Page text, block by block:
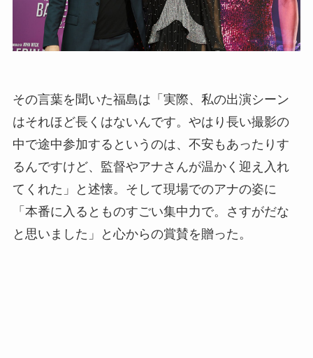
その言葉を聞いた福島は「実際、私の出演シーン
はそれほど長くはないんです。やはり長い撮影の
中で途中参加するというのは、不安もあったりす
るんですけど、監督やアナさんが温かく迎え入れ
てくれた」と述懐。そして現場でのアナの姿に
「本番に入るとものすごい集中力で。さすがだな
と思いました」と心からの賞賛を贈った。